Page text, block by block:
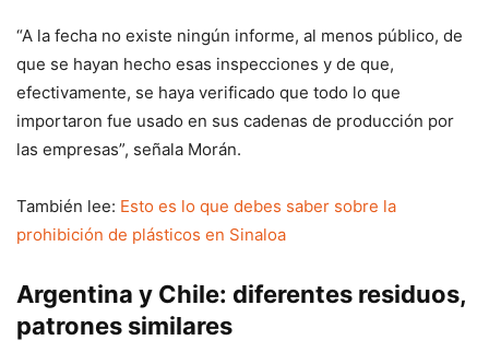
“A la fecha no existe ningún informe, al menos público, de
que se hayan hecho esas inspecciones y de que,
efectivamente, se haya verificado que todo lo que
importaron fue usado en sus cadenas de producción por
las empresas”, señala Morán.
También lee: Esto es lo que debes saber sobre la
prohibición de plásticos en Sinaloa
Argentina y Chile: diferentes residuos,
patrones similares